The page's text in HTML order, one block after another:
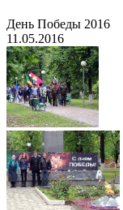
День Победы 2016
11.05.2016